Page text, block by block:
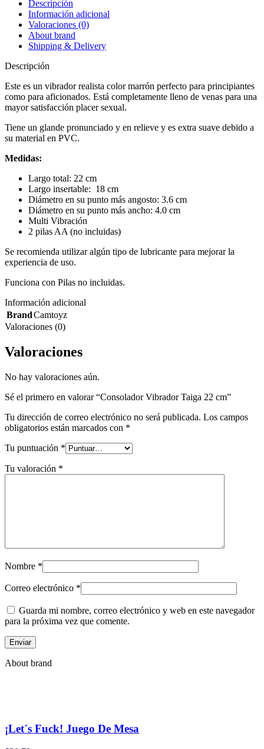
Descripción
Información adicional
Valoraciones (0)
About brand
Shipping & Delivery
Descripción
Este es un vibrador realista color marrón perfecto para principiantes
como para aficionados. Está completamente lleno de venas para una
mayor satisfacción placer sexual.
Tiene un glande pronunciado y en relieve y es extra suave debido a
su material en PVC.
Medidas:
Largo total: 22 cm
Largo insertable: 18 cm
Diámetro en su punto más angosto: 3.6 cm
Diámetro en su punto más ancho: 4.0 cm
Multi Vibración
2 pilas AA (no incluidas)
Se recomienda utilizar algún tipo de lubricante para mejorar la
experiencia de uso.
Funciona con Pilas no incluidas.
Información adicional
BrandCamtoyz
Valoraciones (0)
Valoraciones
No hay valoraciones aún.
Sé el primero en valorar “Consolador Vibrador Taiga 22 cm”
Tu dirección de correo electrónico no será publicada. Los campos
obligatorios están marcados con *
Tu puntuación *
Tu valoración *
Nombre *
Correo electrónico *
Guarda mi nombre, correo electrónico y web en este navegador
para la próxima vez que comente.
About brand
¡Let´s Fuck! Juego De Mesa